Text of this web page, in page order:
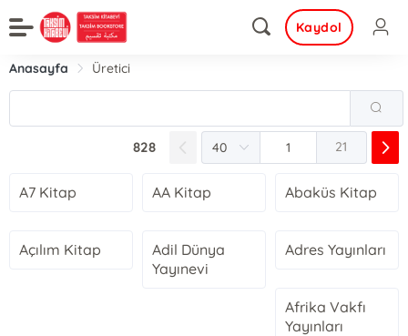
Kaydol
Anasayfa Üretici
828 21
A7 Kitap AA Kitap Abaküs Kitap
Açılım Kitap
Adil Dünya
Yayınevi
Adres Yayınları
Afrika Vakfı
Yayınları